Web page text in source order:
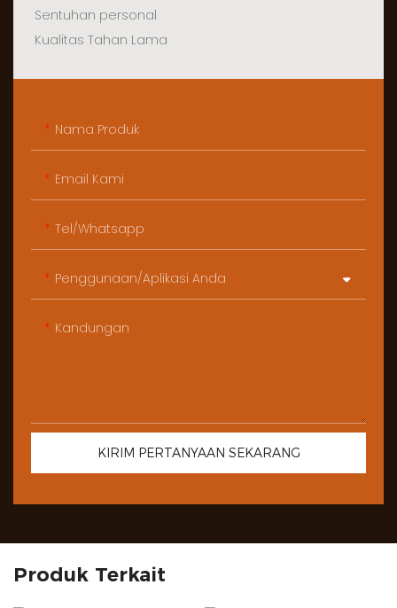
Sentuhan personal
Kualitas Tahan Lama
Nama Produk
Email Kami
Tel/whatsapp
Penggunaan/Aplikasi Anda
Kandungan
KIRIM PERTANYAAN SEKARANG
Produk Terkait